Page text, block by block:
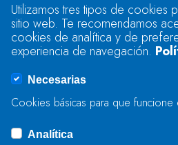
Se produjo un error al
"text".
Se produjo un error al
Utilizamos tres tipos de cookies
sitio web. Te recomendamos
cookies de analítica y de
experiencia de navegación.
Necesarias
Cookies básicas para que funcione
Analítica